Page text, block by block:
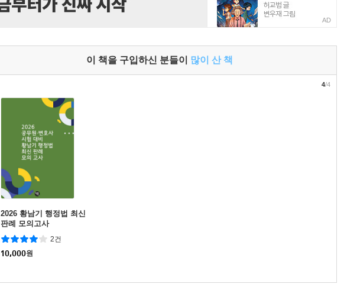
AD
이 책을 구입하신 분들이 많이 산 책
2026 황남기 행정법 최신
판례 모의고사
2건
10,000원
4/4